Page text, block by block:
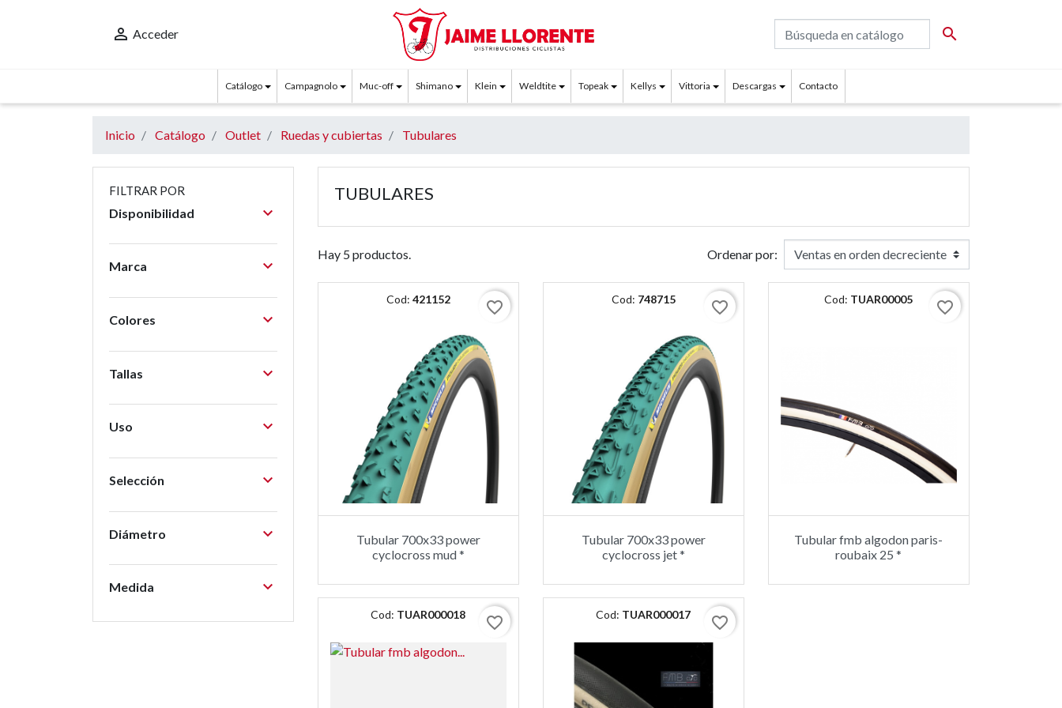
 Acceder 
Catálogo Campagnolo Muc-off Shimano Klein Weldtite Topeak Kellys Vittoria Descargas Contacto
Inicio Catálogo Outlet Ruedas y cubiertas Tubulares
FILTRAR POR
Disponibilidad 
Marca 
Colores 
Tallas 
Uso 
Selección 
Diámetro 
Medida 
TUBULARES
Hay 5 productos. Ordenar por:
Cod: 421152 favorite_border
Tubular 700x33 power
cyclocross mud *
Cod: 748715 favorite_border
Tubular 700x33 power
cyclocross jet *
Cod: TUAR00005 favorite_border
Tubular fmb algodon paris-
roubaix 25 *
Cod: TUAR000018 favorite_border Cod: TUAR000017 favorite_border